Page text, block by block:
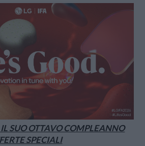
IL SUO OTTAVO COMPLEANNO
SPECIALI